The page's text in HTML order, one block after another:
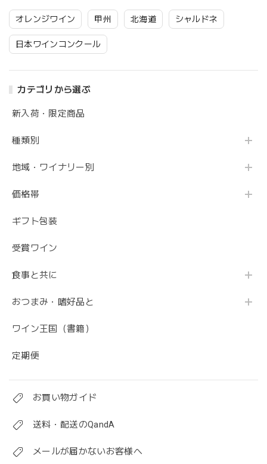
オレンジワイン 甲州 北海道 シャルドネ
日本ワインコンクール
カテゴリから選ぶ
新入荷・限定商品
種類別
地域・ワイナリー別
価格帯
ギフト包装
受賞ワイン
食事と共に
おつまみ・嗜好品と
ワイン王国（書籍）
定期便
お買い物ガイド
送料・配送のQandA
メールが届かないお客様へ